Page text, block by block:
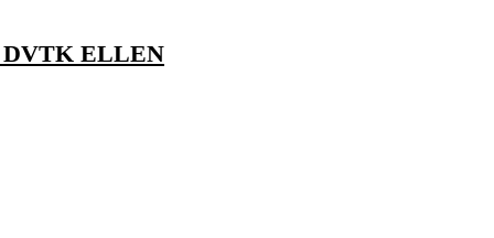
DVTK ELLEN